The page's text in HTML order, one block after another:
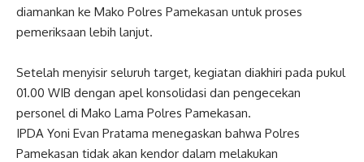
diamankan ke Mako Polres Pamekasan untuk proses
pemeriksaan lebih lanjut.
​Setelah menyisir seluruh target, kegiatan diakhiri pada pukul
01.00 WIB dengan apel konsolidasi dan pengecekan
personel di Mako Lama Polres Pamekasan.
​IPDA Yoni Evan Pratama menegaskan bahwa Polres
Pamekasan tidak akan kendor dalam melakukan